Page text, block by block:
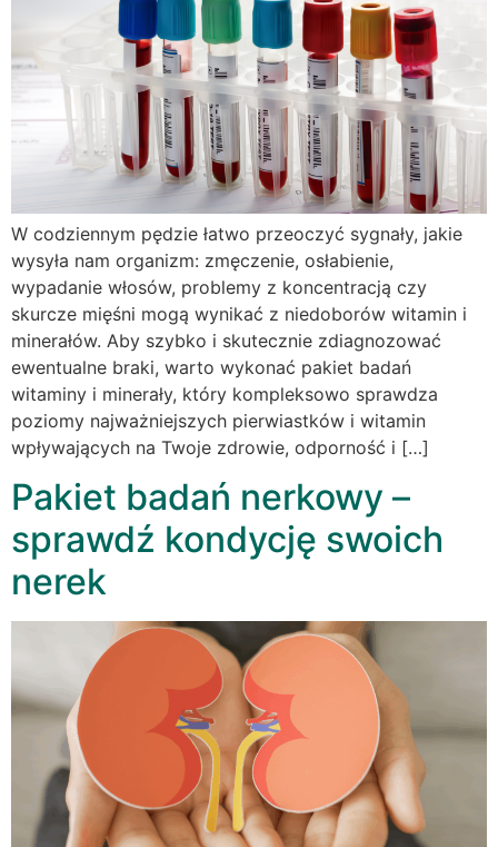
W codziennym pędzie łatwo przeoczyć sygnały, jakie
wysyła nam organizm: zmęczenie, osłabienie,
wypadanie włosów, problemy z koncentracją czy
skurcze mięśni mogą wynikać z niedoborów witamin i
minerałów. Aby szybko i skutecznie zdiagnozować
ewentualne braki, warto wykonać pakiet badań
witaminy i minerały, który kompleksowo sprawdza
poziomy najważniejszych pierwiastków i witamin
wpływających na Twoje zdrowie, odporność i […]
Pakiet badań nerkowy –
sprawdź kondycję swoich
nerek